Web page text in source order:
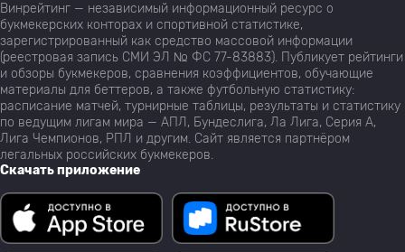
Винрейтинг — независимый информационный ресурс о
букмекерских конторах и спортивной статистике,
зарегистрированный как средство массовой информации
(реестровая запись СМИ ЭЛ № ФС 77-83883). Публикует рейтинги
и обзоры букмекеров, сравнения коэффициентов, обучающие
материалы для беттеров, а также футбольную статистику:
расписание матчей, турнирные таблицы, результаты и статистику
по ведущим лигам мира — АПЛ, Бундеслига, Ла Лига, Серия А,
Лига Чемпионов, РПЛ и другим. Сайт является партнёром
легальных российских букмекеров.
Скачать приложение